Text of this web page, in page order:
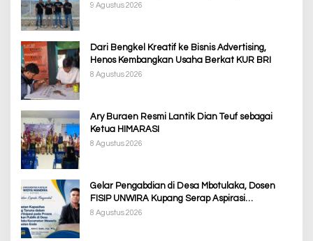
Korban Pembangunan PSN
9 Agustus 2026
Dari Bengkel Kreatif ke Bisnis Advertising,
Henos Kembangkan Usaha Berkat KUR BRI
8 Agustus 2026
Ary Buraen Resmi Lantik Dian Teuf sebagai
Ketua HIMARASI
8 Agustus 2026
Gelar Pengabdian di Desa Mbotulaka, Dosen
FISIP UNWIRA Kupang Serap Aspirasi
Masyarakat & Penguatan Kapasitas Karang
8 Agustus 2026